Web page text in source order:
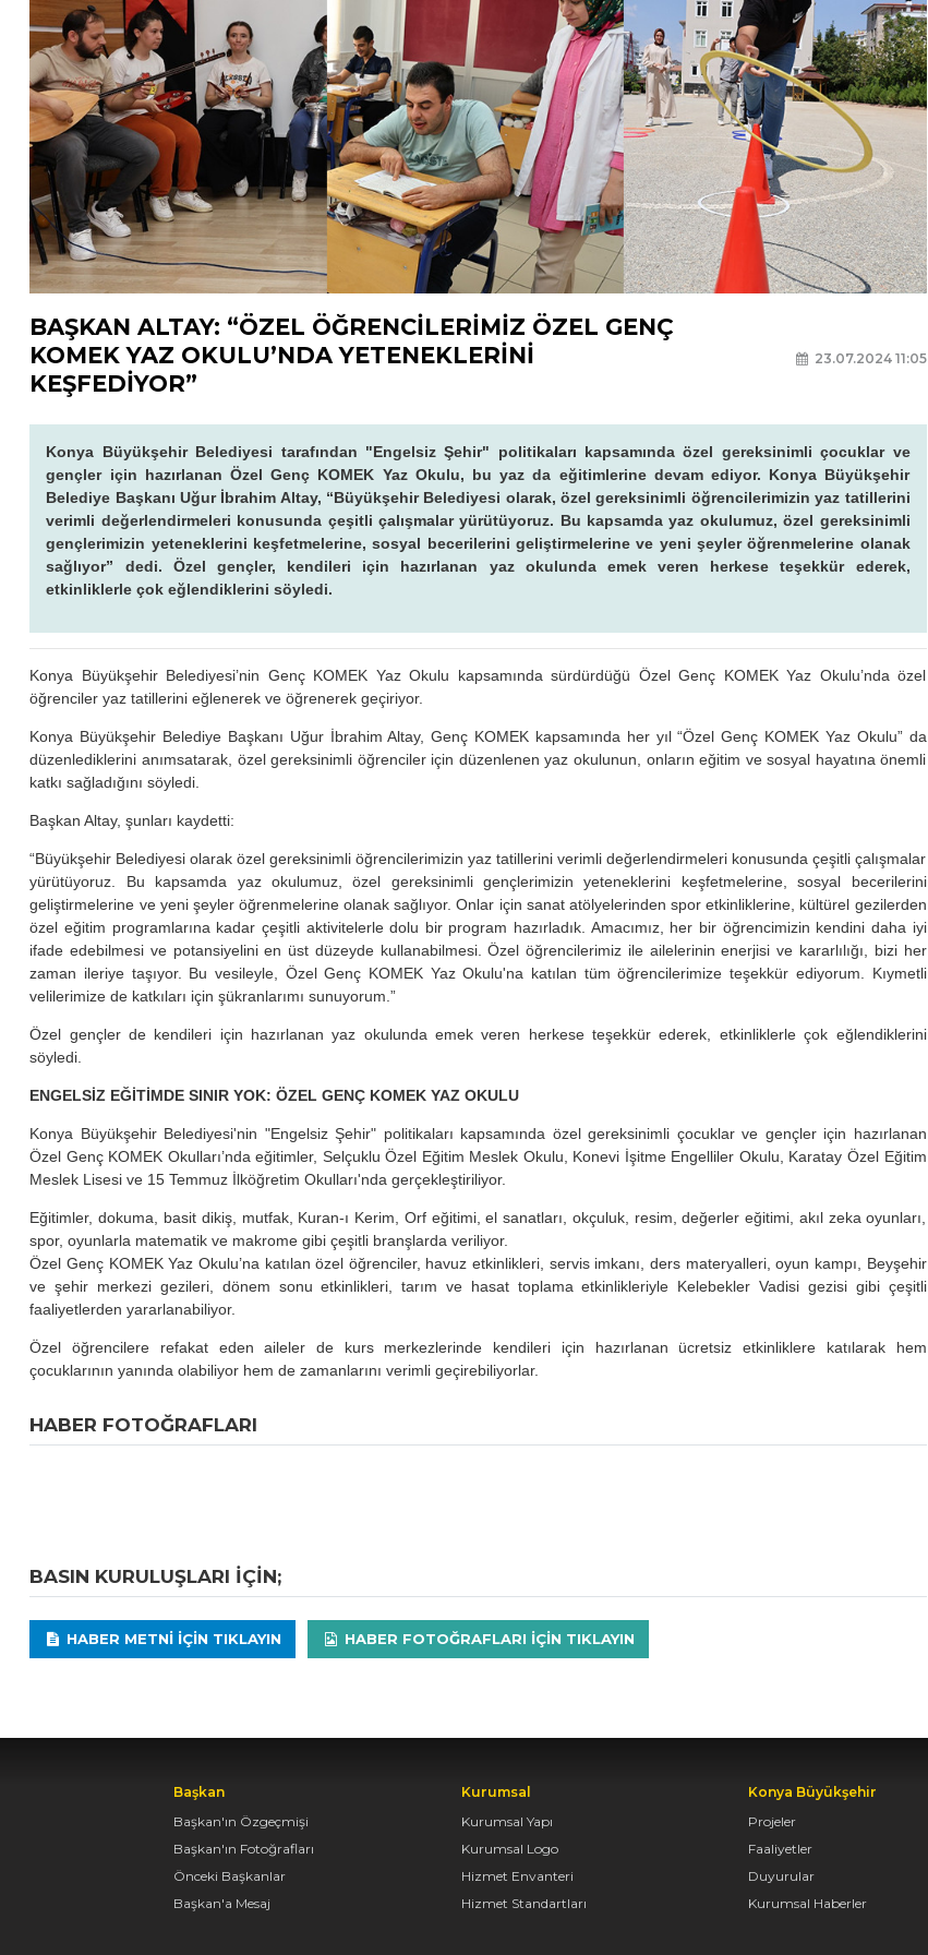
BAŞKAN ALTAY: “ÖZEL ÖĞRENCİLERİMİZ ÖZEL GENÇ
KOMEK YAZ OKULU’NDA YETENEKLERİNİ
KEŞFEDİYOR”
23.07.2024 11:05
Konya Büyükşehir Belediyesi tarafından "Engelsiz Şehir" politikaları kapsamında özel gereksinimli çocuklar ve
gençler için hazırlanan Özel Genç KOMEK Yaz Okulu, bu yaz da eğitimlerine devam ediyor. Konya Büyükşehir
Belediye Başkanı Uğur İbrahim Altay, “Büyükşehir Belediyesi olarak, özel gereksinimli öğrencilerimizin yaz tatillerini
verimli değerlendirmeleri konusunda çeşitli çalışmalar yürütüyoruz. Bu kapsamda yaz okulumuz, özel gereksinimli
gençlerimizin yeteneklerini keşfetmelerine, sosyal becerilerini geliştirmelerine ve yeni şeyler öğrenmelerine olanak
sağlıyor” dedi. Özel gençler, kendileri için hazırlanan yaz okulunda emek veren herkese teşekkür ederek,
etkinliklerle çok eğlendiklerini söyledi.
Konya Büyükşehir Belediyesi’nin Genç KOMEK Yaz Okulu kapsamında sürdürdüğü Özel Genç KOMEK Yaz Okulu’nda özel
öğrenciler yaz tatillerini eğlenerek ve öğrenerek geçiriyor.
Konya Büyükşehir Belediye Başkanı Uğur İbrahim Altay, Genç KOMEK kapsamında her yıl “Özel Genç KOMEK Yaz Okulu” da
düzenlediklerini anımsatarak, özel gereksinimli öğrenciler için düzenlenen yaz okulunun, onların eğitim ve sosyal hayatına önemli
katkı sağladığını söyledi.
Başkan Altay, şunları kaydetti:
“Büyükşehir Belediyesi olarak özel gereksinimli öğrencilerimizin yaz tatillerini verimli değerlendirmeleri konusunda çeşitli çalışmalar
yürütüyoruz. Bu kapsamda yaz okulumuz, özel gereksinimli gençlerimizin yeteneklerini keşfetmelerine, sosyal becerilerini
geliştirmelerine ve yeni şeyler öğrenmelerine olanak sağlıyor. Onlar için sanat atölyelerinden spor etkinliklerine, kültürel gezilerden
özel eğitim programlarına kadar çeşitli aktivitelerle dolu bir program hazırladık. Amacımız, her bir öğrencimizin kendini daha iyi
ifade edebilmesi ve potansiyelini en üst düzeyde kullanabilmesi. Özel öğrencilerimiz ile ailelerinin enerjisi ve kararlılığı, bizi her
zaman ileriye taşıyor. Bu vesileyle, Özel Genç KOMEK Yaz Okulu'na katılan tüm öğrencilerimize teşekkür ediyorum. Kıymetli
velilerimize de katkıları için şükranlarımı sunuyorum.”
Özel gençler de kendileri için hazırlanan yaz okulunda emek veren herkese teşekkür ederek, etkinliklerle çok eğlendiklerini
söyledi.
ENGELSİZ EĞİTİMDE SINIR YOK: ÖZEL GENÇ KOMEK YAZ OKULU
Konya Büyükşehir Belediyesi'nin "Engelsiz Şehir" politikaları kapsamında özel gereksinimli çocuklar ve gençler için hazırlanan
Özel Genç KOMEK Okulları’nda eğitimler, Selçuklu Özel Eğitim Meslek Okulu, Konevi İşitme Engelliler Okulu, Karatay Özel Eğitim
Meslek Lisesi ve 15 Temmuz İlköğretim Okulları'nda gerçekleştiriliyor.
Eğitimler, dokuma, basit dikiş, mutfak, Kuran-ı Kerim, Orf eğitimi, el sanatları, okçuluk, resim, değerler eğitimi, akıl zeka oyunları,
spor, oyunlarla matematik ve makrome gibi çeşitli branşlarda veriliyor.
Özel Genç KOMEK Yaz Okulu’na katılan özel öğrenciler, havuz etkinlikleri, servis imkanı, ders materyalleri, oyun kampı, Beyşehir
ve şehir merkezi gezileri, dönem sonu etkinlikleri, tarım ve hasat toplama etkinlikleriyle Kelebekler Vadisi gezisi gibi çeşitli
faaliyetlerden yararlanabiliyor.
Özel öğrencilere refakat eden aileler de kurs merkezlerinde kendileri için hazırlanan ücretsiz etkinliklere katılarak hem
çocuklarının yanında olabiliyor hem de zamanlarını verimli geçirebiliyorlar.
HABER FOTOĞRAFLARI
BASIN KURULUŞLARI IÇIN;
HABER METNI IÇIN TIKLAYIN HABER FOTOĞRAFLARI IÇIN TIKLAYIN
Başkan
Başkan'ın Özgeçmişi
Başkan'ın Fotoğrafları
Önceki Başkanlar
Başkan'a Mesaj
Kurumsal
Kurumsal Yapı
Kurumsal Logo
Hizmet Envanteri
Hizmet Standartları
Konya Büyükşehir
Projeler
Faaliyetler
Duyurular
Kurumsal Haberler